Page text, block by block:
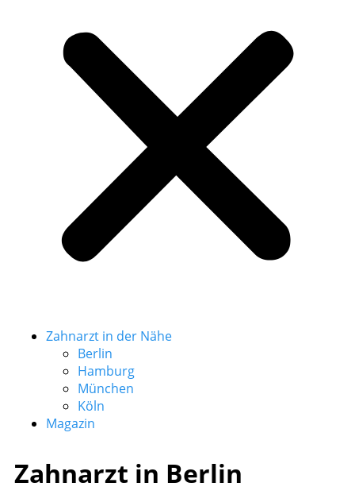
Zahnarzt in der Nähe
Berlin
Hamburg
München
Köln
Magazin
Zahnarzt in Berlin